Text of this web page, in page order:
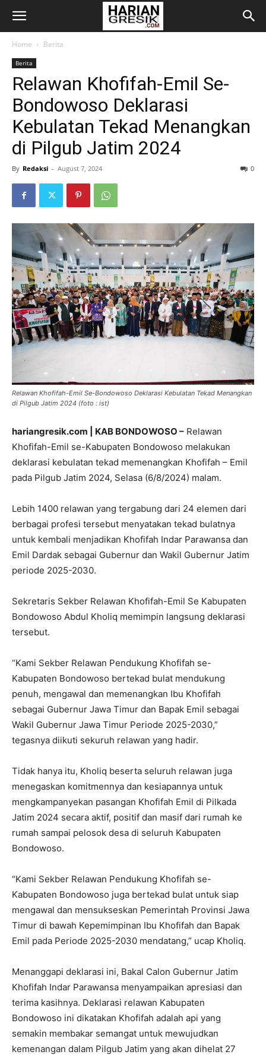
Home Berita
Berita
Relawan Khofifah-Emil Se-
Bondowoso Deklarasi
Kebulatan Tekad Menangkan
di Pilgub Jatim 2024
By Redaksi - August 7, 2024 0
Relawan Khofifah-Emil Se-Bondowoso Deklarasi Kebulatan Tekad Menangkan
di Pilgub Jatim 2024 (foto : ist)
hariangresik.com | KAB BONDOWOSO – Relawan
Khofifah-Emil se-Kabupaten Bondowoso melakukan
deklarasi kebulatan tekad memenangkan Khofifah – Emil
pada Pilgub Jatim 2024, Selasa (6/8/2024) malam.
Lebih 1400 relawan yang tergabung dari 24 elemen dari
berbagai profesi tersebut menyatakan tekad bulatnya
untuk kembali menjadikan Khofifah Indar Parawansa dan
Emil Dardak sebagai Gubernur dan Wakil Gubernur Jatim
periode 2025-2030.
Sekretaris Sekber Relawan Khofifah-Emil Se Kabupaten
Bondowoso Abdul Kholiq memimpin langsung deklarasi
tersebut.
“Kami Sekber Relawan Pendukung Khofifah se-
Kabupaten Bondowoso bertekad bulat mendukung
penuh, mengawal dan memenangkan Ibu Khofifah
sebagai Gubernur Jawa Timur dan Bapak Emil sebagai
Wakil Gubernur Jawa Timur Periode 2025-2030,”
tegasnya diikuti sekuruh relawan yang hadir.
Tidak hanya itu, Kholiq beserta seluruh relawan juga
menegaskan komitmennya dan kesiapannya untuk
mengkampanyekan pasangan Khofifah Emil di Pilkada
Jatim 2024 secara aktif, positif dan masif dari rumah ke
rumah sampai pelosok desa di seluruh Kabupaten
Bondowoso.
“Kami Sekber Relawan Pendukung Khofifah se-
Kabupaten Bondowoso juga bertekad bulat untuk siap
mengawal dan mensukseskan Pemerintah Provinsi Jawa
Timur di bawah Kepemimpinan Ibu Khofifah dan Bapak
Emil pada Periode 2025-2030 mendatang,” ucap Kholiq.
Menanggapi deklarasi ini, Bakal Calon Gubernur Jatim
Khofifah Indar Parawansa menyampaikan apresiasi dan
terima kasihnya. Deklarasi relawan Kabupaten
Bondowoso ini dikatakan Khofifah adalah api yang
semakin membakar semangat untuk mewujudkan
kemenangan dalam Pilgub Jatim yang akan dihelat 27